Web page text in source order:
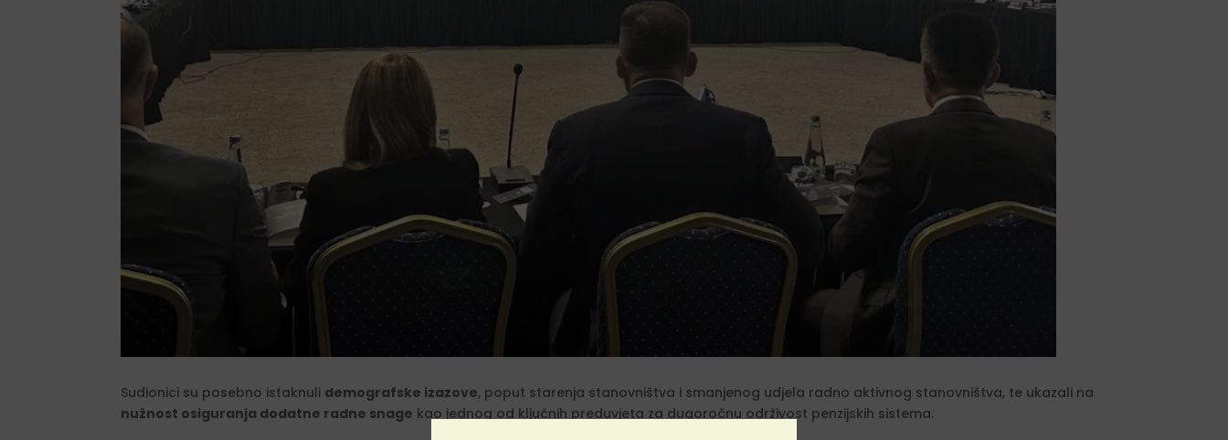
Sudionici su posebno istaknuli demografske izazove, poput starenja stanovništva i smanjenog udjela radno aktivnog stanovništva, te ukazali na
nužnost osiguranja dodatne radne snage kao jednog od ključnih preduvjeta za dugoročnu održivost penzijskih sistema.